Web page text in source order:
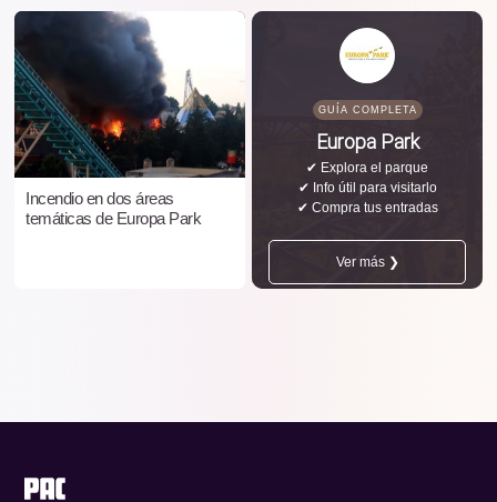
Incendio en dos áreas
temáticas de Europa Park
GUÍA COMPLETA
Europa Park
✔ Explora el parque
✔ Info útil para visitarlo
✔ Compra tus entradas
Ver más ❯